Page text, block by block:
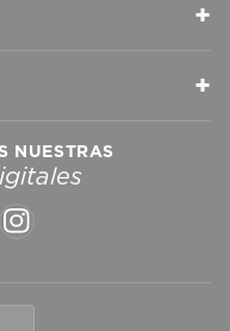
+
+
NUESTRAS